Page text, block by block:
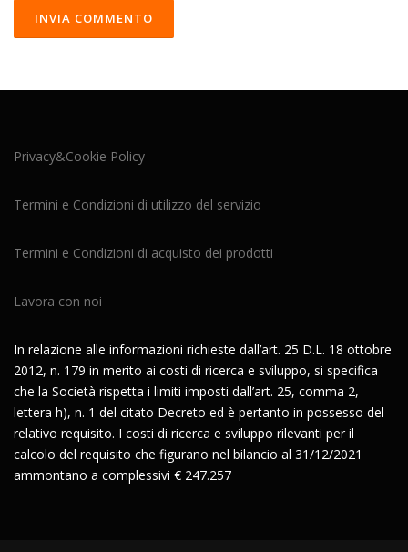
Privacy&Cookie Policy
Termini e Condizioni di utilizzo del servizio
Termini e Condizioni di acquisto dei prodotti
Lavora con noi
In relazione alle informazioni richieste dall’art. 25 D.L. 18 ottobre
2012, n. 179 in merito ai costi di ricerca e sviluppo, si specifica
che la Società rispetta i limiti imposti dall’art. 25, comma 2,
lettera h), n. 1 del citato Decreto ed è pertanto in possesso del
relativo requisito. I costi di ricerca e sviluppo rilevanti per il
calcolo del requisito che figurano nel bilancio al 31/12/2021
ammontano a complessivi € 247.257